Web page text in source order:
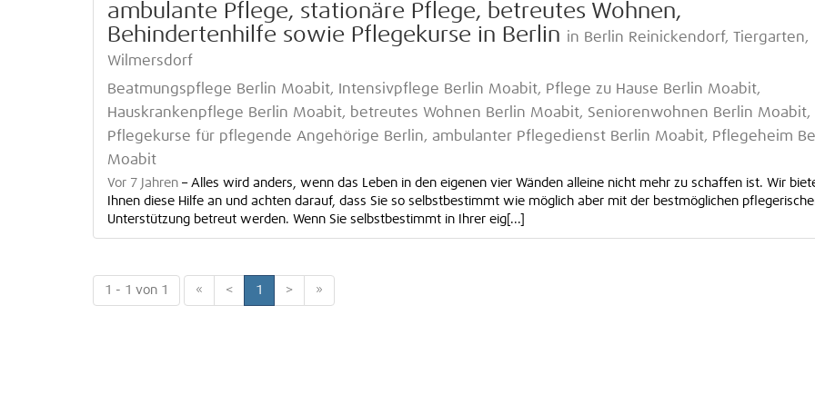
ambulante Pflege, stationäre Pflege, betreutes Wohnen,
Behindertenhilfe sowie Pflegekurse in Berlin in Berlin Reinickendorf, Tiergarten,
Wilmersdorf
Beatmungspflege Berlin Moabit, Intensivpflege Berlin Moabit, Pflege zu Hause Berlin Moabit,
Hauskrankenpflege Berlin Moabit, betreutes Wohnen Berlin Moabit, Seniorenwohnen Berlin Moabit,
Pflegekurse für pflegende Angehörige Berlin, ambulanter Pflegedienst Berlin Moabit, Pflegeheim
Moabit
Vor 7 Jahren – Alles wird anders, wenn das Leben in den eigenen vier Wänden alleine nicht mehr zu schaffen ist. Wir
Ihnen diese Hilfe an und achten darauf, dass Sie so selbstbestimmt wie möglich aber mit der bestmöglichen
Unterstützung betreut werden. Wenn Sie selbstbestimmt in Ihrer eig[...]
1 - 1 von 1 « < 1 > »